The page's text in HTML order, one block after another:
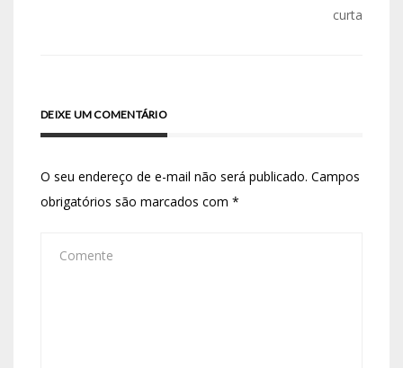
curta
DEIXE UM COMENTÁRIO
O seu endereço de e-mail não será publicado. Campos
obrigatórios são marcados com *